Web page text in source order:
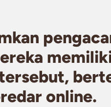
online.